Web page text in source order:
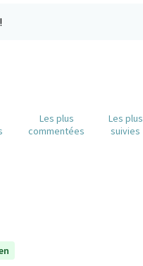
Les plus
commentées
Les plus
suivies